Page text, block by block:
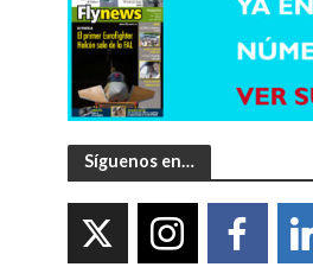
Síguenos en…